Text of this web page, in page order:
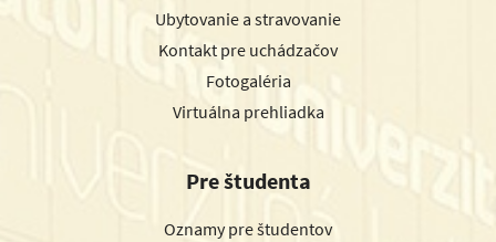
Ubytovanie a stravovanie
Kontakt pre uchádzačov
Fotogaléria
Virtuálna prehliadka
Pre študenta
Oznamy pre študentov